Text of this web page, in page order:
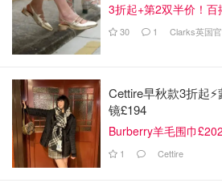
支持简体中文✅
3折起+第2双半价！百
30 1 Clarks英国
Cettire早秋款3折起
镜£194
Burberry羊毛围巾£202
1 Cettire